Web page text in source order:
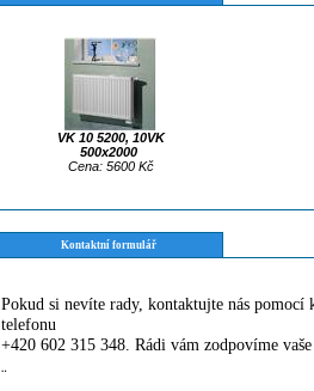
VK 10 5200, 10VK
500x2000
Cena: 5600 Kč
Kontaktní formulář
Pokud si nevíte rady, kontaktujte nás
telefonu
+420 602 315 348. Rádi vám zodpovíme
¨